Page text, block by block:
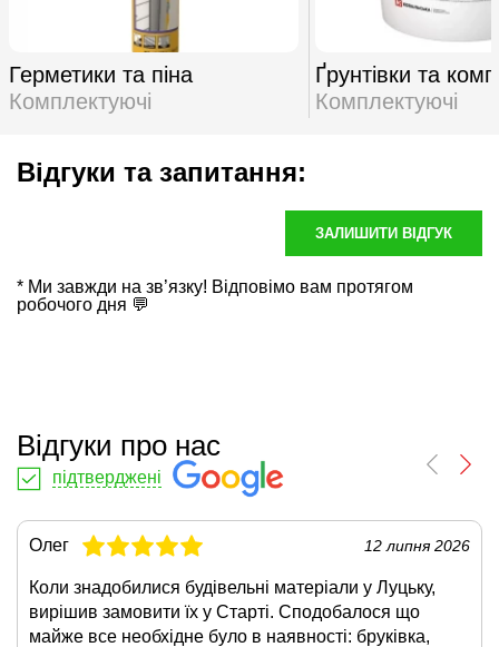
Герметики та піна
Комплектуючі
Ґрунтівки та
Комплектуючі
Відгуки та запитання:
ЗАЛИШИТИ ВІДГУК
* Ми завжди на зв’язку! Відповімо вам протягом
робочого дня 💬
Відгуки про нас
підтверджені
Олег 12 липня 2026
Коли знадобилися будівельні матеріали у Луцьку,
вирішив замовити їх у Старті. Сподобалося що
майже все необхідне було в наявності: бруківка,